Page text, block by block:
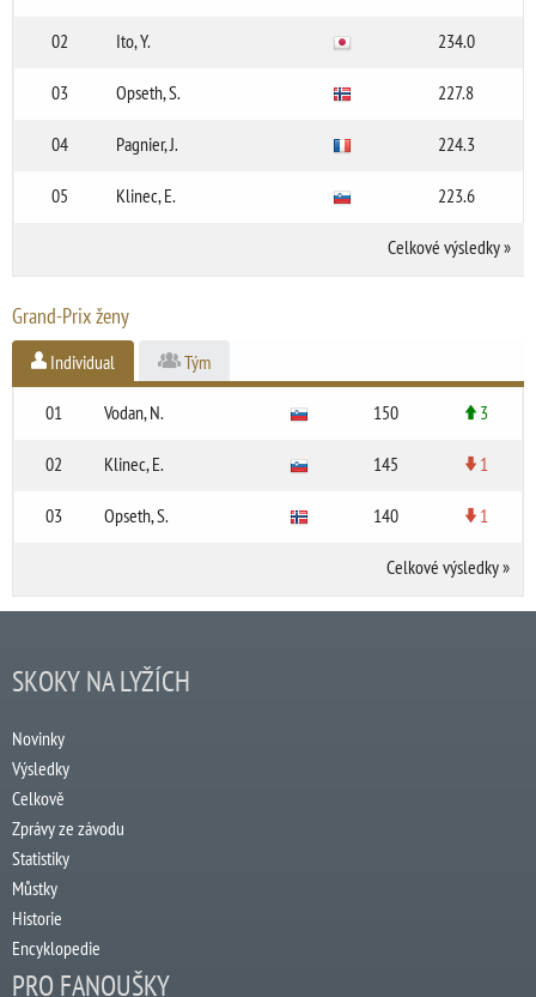
02 Ito, Y. 234.0
03 Opseth, S. 227.8
04 Pagnier, J. 224.3
05 Klinec, E. 223.6
Celkové výsledky»
Grand-Prix ženy
Individual Tým
01 Vodan, N. 150 3
02 Klinec, E. 145 1
03 Opseth, S. 140 1
Celkové výsledky»
SKOKY NA LYŽÍCH
Novinky
Výsledky
Celkově
Zprávy ze závodu
Statistiky
Můstky
Historie
Encyklopedie
PRO FANOUŠKY